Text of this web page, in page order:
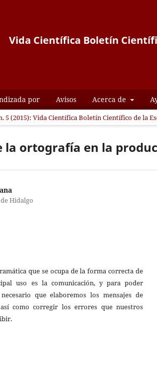
Vida Científica Boletín
por Avisos Acerca de
5 (2015): Vida Científica Boletín Científico de la
la ortografía en la
Hidalgo
que se ocupa de la forma correcta de
uso es la comunicación, y para poder
que elaboremos los mensajes de
como corregir los errores que nuestros